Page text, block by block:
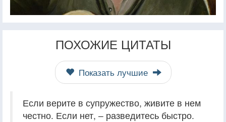
ПОХОЖИЕ ЦИТАТЫ
Показать лучшие
Если верите в супружество, живите в нем
честно. Если нет, – разведитесь быстро.